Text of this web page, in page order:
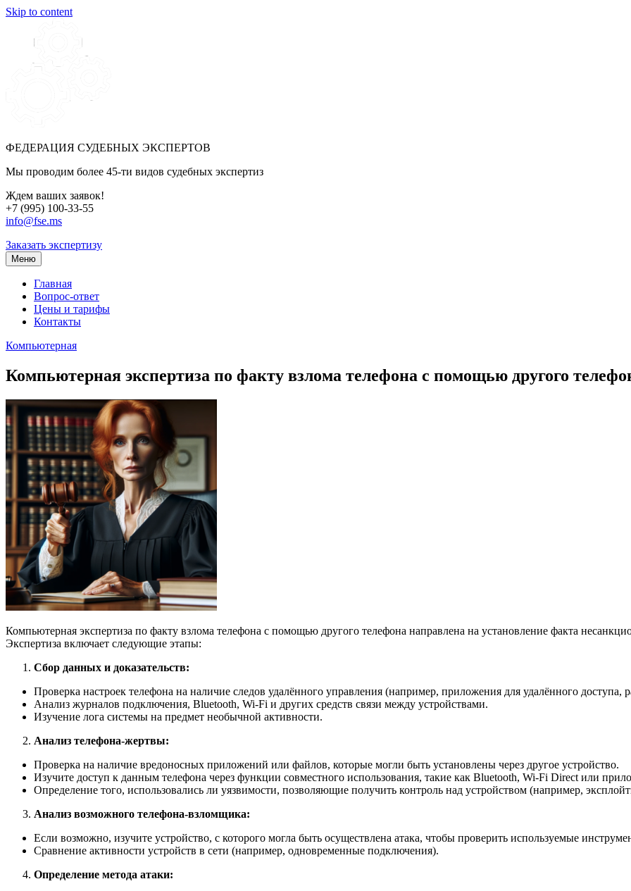
Skip to content
ФЕДЕРАЦИЯ СУДЕБНЫХ ЭКСПЕРТОВ
Мы проводим более 45-ти видов судебных экспертиз
Ждем ваших заявок!
+7 (995) 100-33-55
info@fse.ms
Заказать экспертизу
Меню
Главная
Вопрос-ответ
Цены и тарифы
Контакты
Компьютерная
Компьютерная экспертиза по факту взлома телефона с помощью другого
Компьютерная экспертиза по факту взлома телефона с помощью другого телефона направлена на установление факта
Экспертиза включает следующие этапы:
Сбор данных и доказательств:
Проверка настроек телефона на наличие следов удалённого управления (например, приложения для удалённого доступа,
Анализ журналов подключения, Bluetooth, Wi-Fi и других средств связи между устройствами.
Изучение лога системы на предмет необычной активности.
Анализ телефона-жертвы:
Проверка на наличие вредоносных приложений или файлов, которые могли быть установлены через другое устройство.
Изучите доступ к данным телефона через функции совместного использования, такие как Bluetooth, Wi-Fi Direct или
Определение того, использовались ли уязвимости, позволяющие получить контроль над устройством (например,
Анализ возможного телефона-взломщика:
Если возможно, изучите устройство, с которого могла быть осуществлена атака, чтобы проверить используемые
Сравнение активности устройств в сети (например, одновременные подключения).
Определение метода атаки: